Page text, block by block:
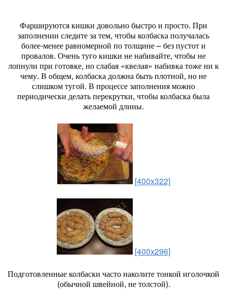
Фаршируются кишки довольно быстро и просто. При
заполнении следите за тем, чтобы колбаска получалась
более-менее равномерной по толщине – без пустот и
провалов. Очень туго кишки не набивайте, чтобы не
лопнули при готовке, но слабая «квелая» набивка тоже ни к
чему. В общем, колбаска должна быть плотной, но не
слишком тугой. В процессе заполнения можно
периодически делать перекрутки, чтобы колбаска была
желаемой длины.
[400x322]
[400x296]
Подготовленные колбаски часто наколите тонкой иголочкой
(обычной швейной, не толстой).